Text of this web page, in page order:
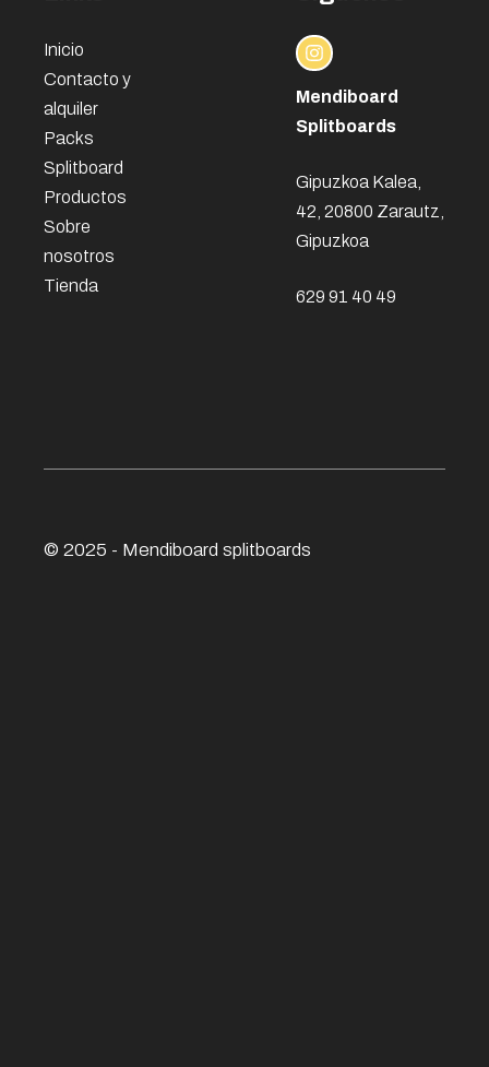
Inicio
Contacto y
alquiler
Packs
Splitboard
Productos
Sobre
nosotros
Tienda
Mendiboard
Splitboards
Gipuzkoa Kalea,
42, 20800 Zarautz,
Gipuzkoa
629 91 40 49
© 2025 - Mendiboard splitboards